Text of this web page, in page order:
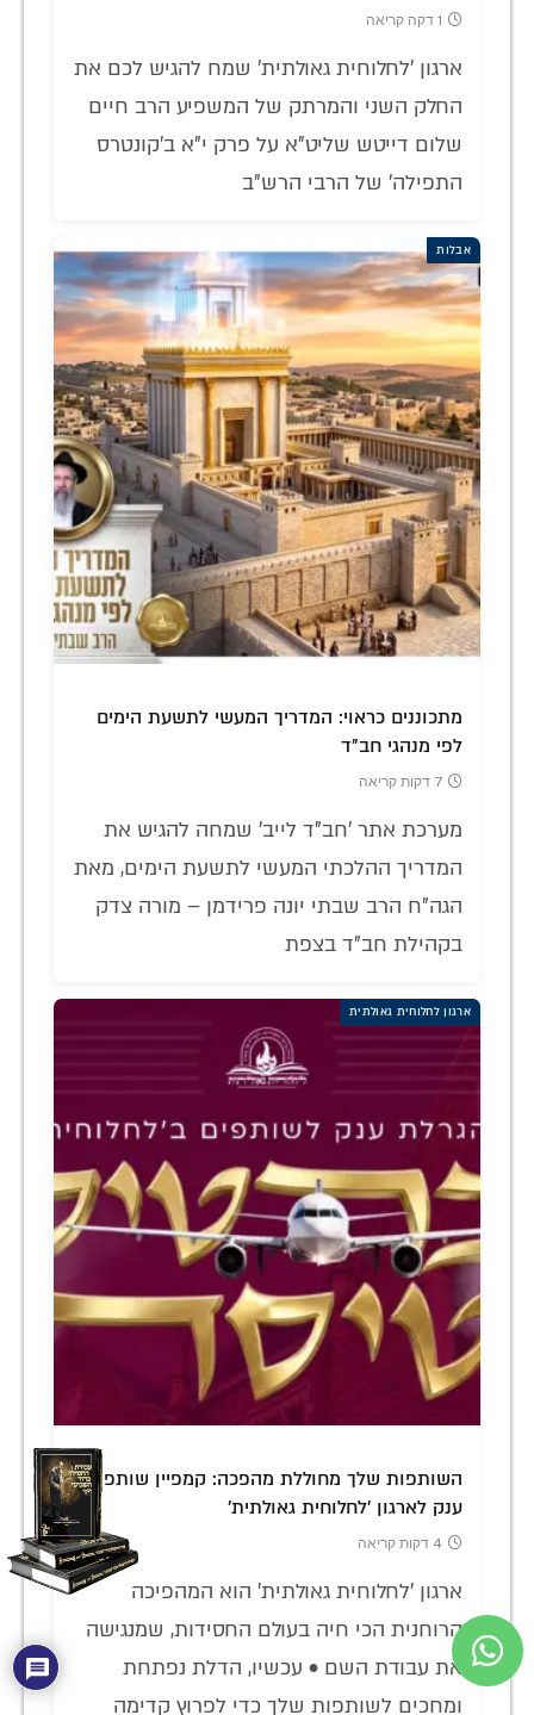
1 דקה קריאה
ארגון 'לחלוחית גאולתית' שמח להגיש לכם את
החלק השני והמרתק של המשפיע הרב חיים
שלום דייטש שליט"א על פרק י"א ב'קונטרס
התפילה' של הרבי הרש"ב
אבלות
מתכוננים כראוי: המדריך המעשי לתשעת הימים
לפי מנהגי חב"ד
7 דקות קריאה
מערכת אתר 'חב"ד לייב' שמחה להגיש את
המדריך ההלכתי המעשי לתשעת הימים, מאת
הגה"ח הרב שבתי יונה פרידמן – מורה צדק
בקהילת חב"ד בצפת
ארגון לחלוחית גאולתית
השותפות שלך מחוללת מהפכה: קמפיין שותפות
ענק לארגון 'לחלוחית גאולתית'
4 דקות קריאה
ארגון 'לחלוחית גאולתית' הוא המהפיכה
הרוחנית הכי חיה בעולם החסידות, שמנגישה
את עבודת השם • עכשיו, הדלת נפתחת
ומחכים לשותפות שלך כדי לפרוץ קדימה